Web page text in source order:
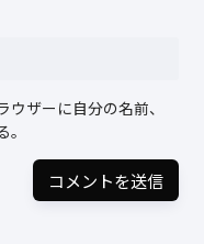
ザーに自分の名前、